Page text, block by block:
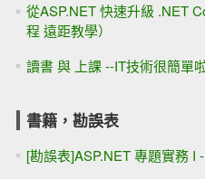
從ASP.NET 快速升級 .NET
程 遠距教學）
讀書 與 上課 --IT技術很簡單
書籍，勘誤表
[勘誤表]ASP.NET 專題實務 I